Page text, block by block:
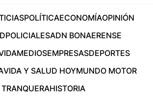
POLÍTICAECONOMÍAOPINIÓN
POLICIALESADN BONAERENSE
MEDIOSEMPRESASDEPORTES
VIDA Y SALUD HOYMUNDO MOTOR
TRANQUERAHISTORIA